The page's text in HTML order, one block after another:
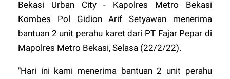
Bekasi Urban City - Kapolres Metro Bekasi
Kombes Pol Gidion Arif Setyawan menerima
bantuan 2 unit perahu karet dari PT Fajar Pepar di
Mapolres Metro Bekasi, Selasa (22/2/22).
"Hari ini kami menerima bantuan 2 unit perahu